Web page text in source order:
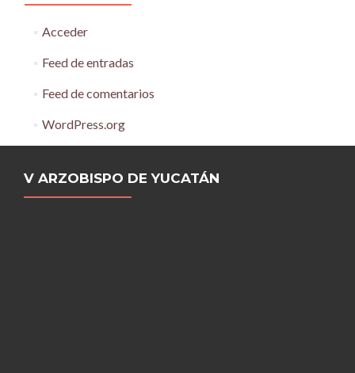
Acceder
Feed de entradas
Feed de comentarios
WordPress.org
V ARZOBISPO DE YUCATÁN